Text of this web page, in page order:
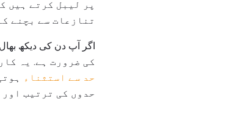
پر لیبل کرتے ہیں
تنازعات سے بچنے
کی ضرورت ہے. یہ
حد سے استثناء
حدوں کی ترتیب